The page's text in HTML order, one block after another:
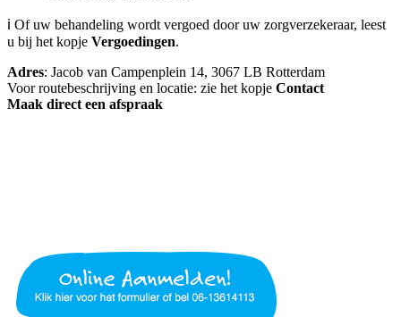
ℹ️ Of uw behandeling wordt vergoed door uw zorgverzekeraar, leest
u bij het kopje Vergoedingen.
Adres: Jacob van Campenplein 14, 3067 LB Rotterdam
Voor routebeschrijving en locatie: zie het kopje Contact
Maak direct een afspraak